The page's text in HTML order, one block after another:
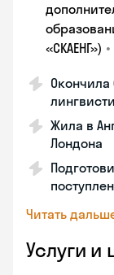
«СКАЕНГ») •
Жила в
Лондона
Читать
Услуги и